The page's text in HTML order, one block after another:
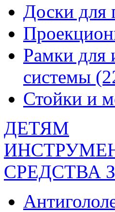
Доски для
Рамки для
системы
Стойки и
ДЕТЯМ
СРЕДСТВА